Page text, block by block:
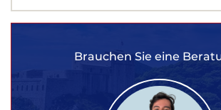
Brauchen Sie eine